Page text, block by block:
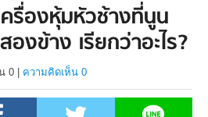
รื่องหุ้มหัวช้างที่นูน
งข้าง เรียกว่าอะไร?
0 ความคิดเห็น 0